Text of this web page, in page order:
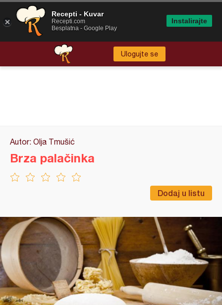
Ulogujte se
Autor: Olja Tmušić
Dodaj u listu
Brza palačinka
Recepti - Kuvar
Recepti.com
Besplatna - Google Play
Instalirajte